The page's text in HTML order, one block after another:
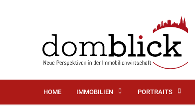
HOME IMMOBILIEN PORTRAITS